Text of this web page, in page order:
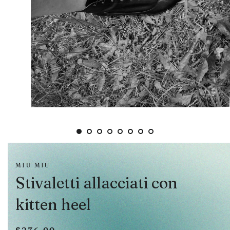
MIU MIU
Stivaletti allacciati con
kitten heel